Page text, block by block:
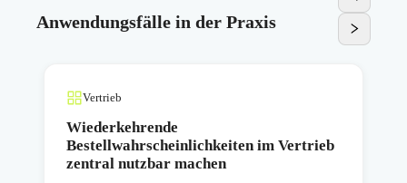
Anwendungsfälle in der Praxis
Vertrieb
Wiederkehrende
Bestellwahrscheinlichkeiten im Vertrieb
zentral nutzbar machen